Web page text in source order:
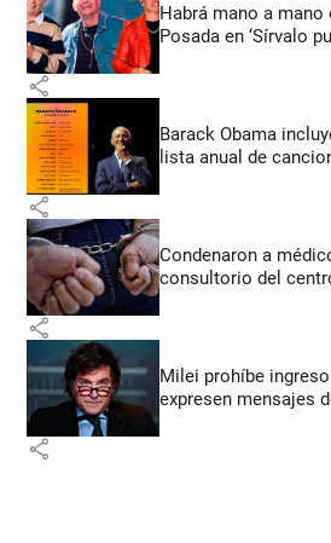
Habrá mano a
Posada en ‘Sírvalo
share
Barack Obama
lista anual de
share
Condenaron a
consultorio del
share
Milei prohíbe
expresen mensajes
share